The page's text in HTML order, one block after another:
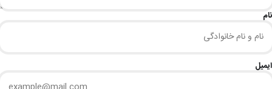
نام
ایمیل